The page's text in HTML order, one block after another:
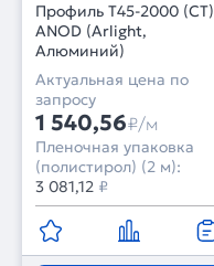
Профиль T45-2000 (CT)
ANOD (Arlight,
Алюминий)
Актуальная цена по
запросу
1 540,56₽/м
Пленочная упаковка
(полистирол) (2 м):
3 081,12 ₽